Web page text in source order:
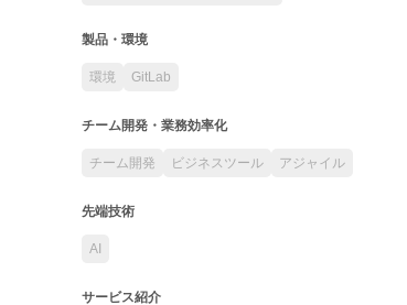
製品・環境
環境 GitLab
チーム開発・業務効率化
チーム開発 ビジネスツール アジャイル
先端技術
AI
サービス紹介